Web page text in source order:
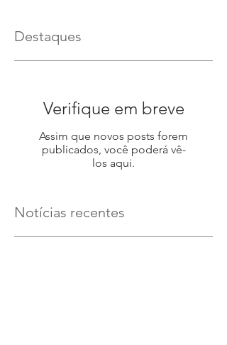
Destaques
Verifique em breve
Assim que novos posts forem
publicados, você poderá vê-
los aqui.
Notícias recentes